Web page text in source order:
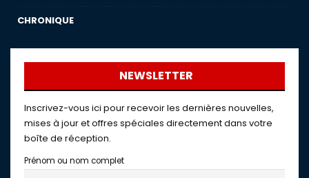
CHRONIQUE
NEWSLETTER
Inscrivez-vous ici pour recevoir les dernières nouvelles,
mises à jour et offres spéciales directement dans votre
boîte de réception.
Prénom ou nom complet